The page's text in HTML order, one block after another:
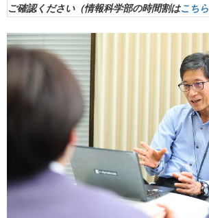
ご確認ください（情報科学部の時間割はこちら